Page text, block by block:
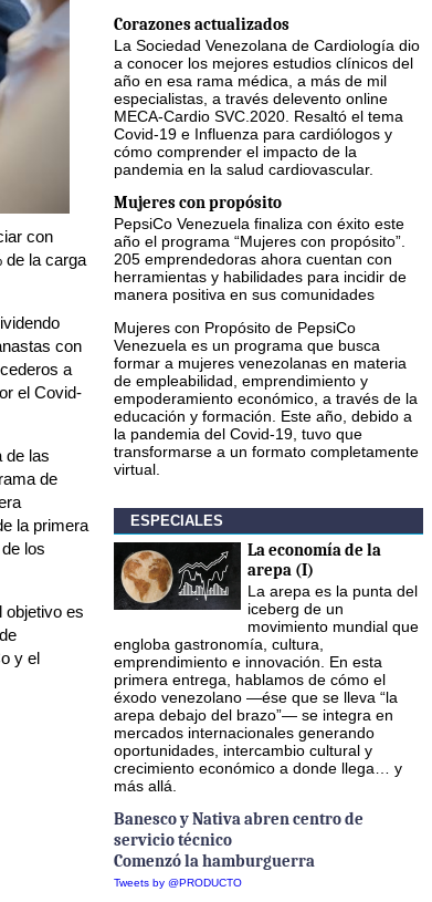
con
de la carga
con
a
el Covid-
de las
de
la primera
los
objetivo es
y el
Corazones actualizados
La Sociedad Venezolana de Cardiología dio
a conocer los mejores estudios clínicos del
año en esa rama médica, a más de mil
especialistas, a través delevento online
MECA-Cardio SVC.2020. Resaltó el tema
Covid-19 e Influenza para cardiólogos y
cómo comprender el impacto de la
pandemia en la salud cardiovascular.
Mujeres con propósito
PepsiCo Venezuela finaliza con éxito este
año el programa “Mujeres con propósito”.
205 emprendedoras ahora cuentan con
herramientas y habilidades para incidir de
manera positiva en sus comunidades
Mujeres con Propósito de PepsiCo
Venezuela es un programa que busca
formar a mujeres venezolanas en materia
de empleabilidad, emprendimiento y
empoderamiento económico, a través de la
educación y formación. Este año, debido a
la pandemia del Covid-19, tuvo que
transformarse a un formato completamente
virtual.
ESPECIALES
La economía de la
arepa (I)
La arepa es la punta del
iceberg de un
movimiento mundial que
engloba gastronomía, cultura,
emprendimiento e innovación. En esta
primera entrega, hablamos de cómo el
éxodo venezolano —ése que se lleva “la
arepa debajo del brazo”— se integra en
mercados internacionales generando
oportunidades, intercambio cultural y
crecimiento económico a donde llega… y
más allá.
Banesco y Nativa abren centro de
servicio técnico
Comenzó la hamburguerra
Tweets by @PRODUCTO